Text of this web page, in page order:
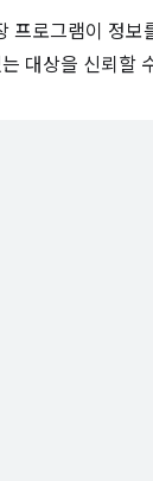
프로그램이 정
대상을 신뢰할